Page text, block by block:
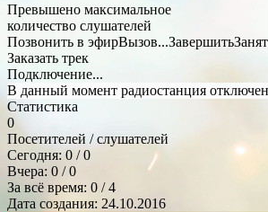
Превышено максимальное
количество слушателей
Позвонить в эфирВызов...Завершить
Заказать трек
Подключение...
В данный момент радиостанция
Статистика
0
Посетителей / слушателей
Сегодня: 0 / 0
Вчера: 0 / 0
За всё время: 0 / 4
Дата создания: 24.10.2016